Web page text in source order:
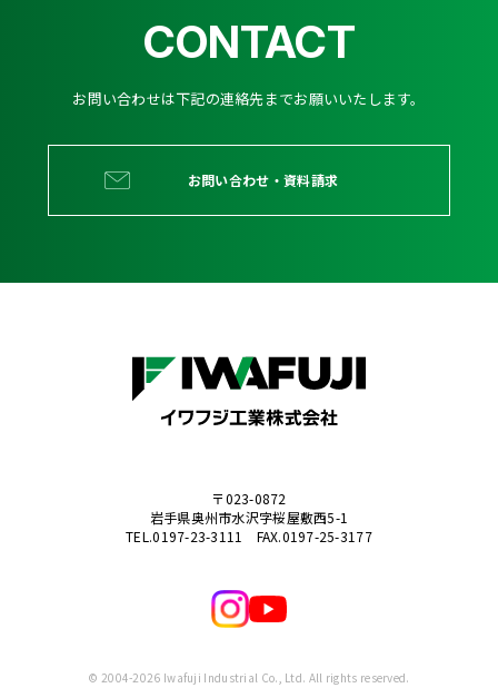
CONTACT
お問い合わせは下記の連絡先までお願いいたします。
お問い合わせ・資料請求
〒023-0872
岩手県奥州市水沢字桜屋敷西5-1
TEL.0197-23-3111 FAX.0197-25-3177
© 2004-2026 Iwafuji Industrial Co., Ltd. All rights reserved.